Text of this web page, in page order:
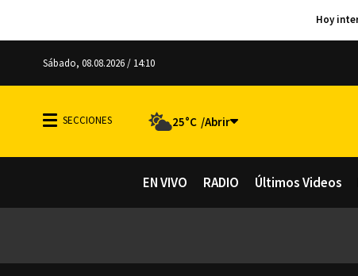
Sábado, 08.08.2026 / 14:10
25°C
EN VIVO RADIO Últimos Videos